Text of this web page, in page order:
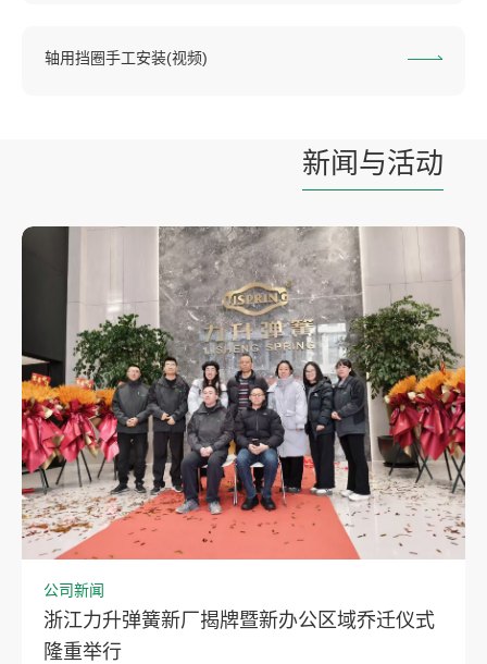
轴用挡圈手工安装(视频)
新闻与活动
公司新闻
浙江力升弹簧新厂揭牌暨新办公区域乔迁仪式
隆重举行